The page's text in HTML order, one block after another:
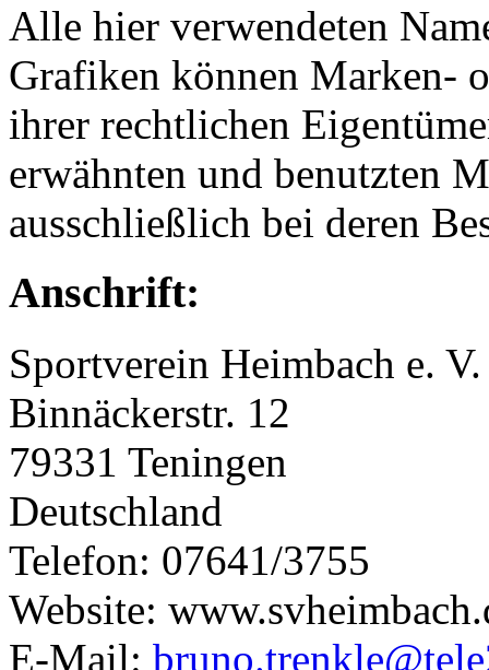
Alle hier verwendeten
Grafiken können Marken-
ihrer rechtlichen
erwähnten und benutzten
ausschließlich bei deren
Anschrift:
Sportverein Heimbach e. V.
Binnäckerstr. 12
79331 Teningen
Deutschland
Telefon: 07641/3755
Website:
E-Mail: